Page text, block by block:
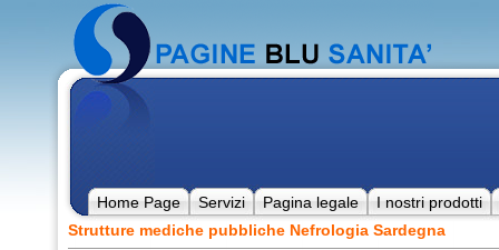
Home Page Servizi Pagina legale
I nostri prodotti
Strutture mediche pubbliche Nefrologia Sardegna